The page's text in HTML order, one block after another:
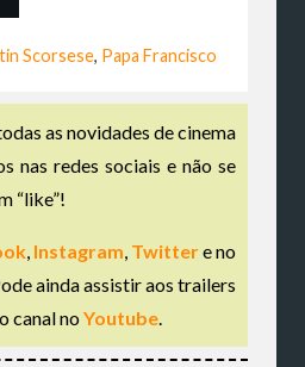
Scorsese, Papa Francisco
as novidades de cinema
nas redes sociais e não se
“like”!
Instagram Twittere no
ainda assistir aos trailers
canal noYoutube